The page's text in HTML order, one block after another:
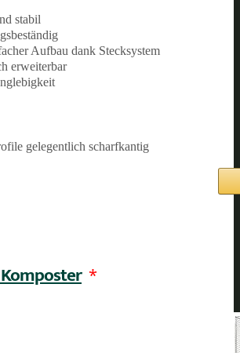
stabil
Aufbau dank Stecksystem
erweiterbar
gelegentlich scharfkantig
*